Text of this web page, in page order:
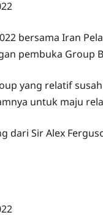
bersama Iran
pembuka Group
yang relatif
untuk maju
dari Sir Alex